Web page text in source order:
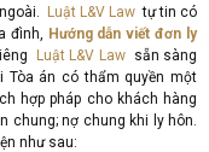
Luật L&V Lawtự tin có
đình, Hướng dẫn viết đơn ly
Luật L&V Lawsẵn sàng
Tòa án có thẩm quyền một
hợp pháp cho khách hàng
chung; nợ chung khi ly hôn.
như sau: